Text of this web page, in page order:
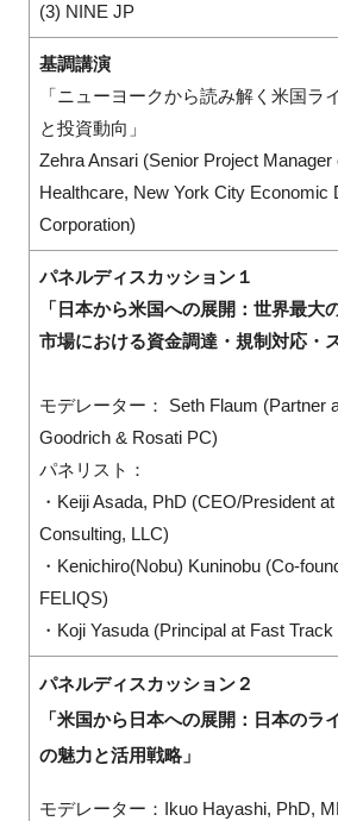
(3) NINE JP
基調講演
「ニューヨークから読み解く米国ラ
と投資動向」
Zehra Ansari (Senior Project
Healthcare, New York City Economic
Corporation)
パネルディスカッション１
「日本から米国への展開：世界最大
市場における資金調達・規制対応・
モデレーター： Seth Flaum (Partner
Goodrich & Rosati PC)
パネリスト：
・Keiji Asada, PhD (CEO/President
Consulting, LLC)
・Kenichiro(Nobu) Kuninobu (Co-
FELIQS)
・Koji Yasuda (Principal at Fast
パネルディスカッション２
「米国から日本への展開：日本のラ
の魅力と活用戦略」
モデレーター：Ikuo Hayashi, PhD,